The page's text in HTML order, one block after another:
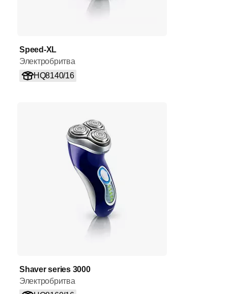
Speed-XL
Электробритва
HQ8140/16
Shaver series 3000
Электробритва